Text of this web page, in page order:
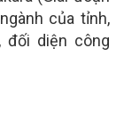
của tỉnh,
đối diện công